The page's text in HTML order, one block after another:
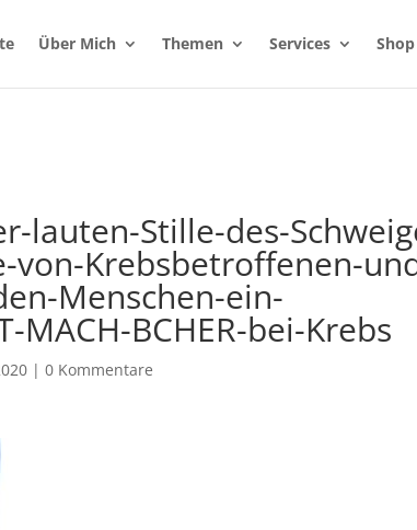
Über Mich Themen Services Shop
lauten-Stille-des-
von-Krebsbetroffenen-
Menschen-ein-
BCHER-bei-Krebs
| 0 Kommentare